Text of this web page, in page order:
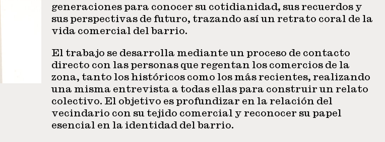
generaciones para conocer su cotidianidad, sus recuerdos y
sus perspectivas de futuro, trazando así un retrato coral de la
vida comercial del barrio.
El trabajo se desarrolla mediante un proceso de contacto
directo con las personas que regentan los comercios de la
zona, tanto los históricos como los más recientes, realizando
una misma entrevista a todas ellas para construir un relato
colectivo. El objetivo es profundizar en la relación del
vecindario con su tejido comercial y reconocer su papel
esencial en la identidad del barrio.